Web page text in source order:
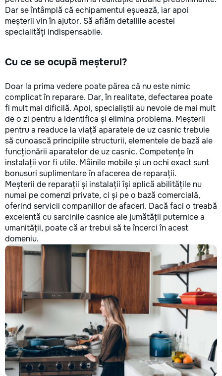
gratuit Consultanță profesională
Soluții pentru orice buget
Reparații executate la timp și cu
responsabilitate. Transformăm
noastră – liniștea și confortul
Dar se întâmplă că echipamentul eșuează, iar apoi
meșterii vin în ajutor. Să aflăm detaliile acestei
specialități indispensabile.
Cu ce se ocupă meșterul?
Doar la prima vedere poate părea că nu este nimic
complicat în reparare. Dar, în realitate, defectarea poate
fi mult mai dificilă. Apoi, specialiștii au nevoie de mai mult
de o zi pentru a identifica și elimina problema. Meșterii
pentru a readuce la viață aparatele de uz casnic trebuie
să cunoască principiile structurii, elementele de bază ale
funcționării aparatelor de uz casnic. Competențe în
instalații vor fi utile. Mâinile mobile și un ochi exact sunt
bonusuri suplimentare în afacerea de reparații.
Meșterii de reparații și instalații își aplică abilitățile nu
numai pe comenzi private, ci și pe o bază comercială,
oferind servicii companiilor de afaceri. Dacă faci o treabă
excelentă cu sarcinile casnice ale jumătății puternice a
umanității, poate că ar trebui să te încerci în acest
domeniu.